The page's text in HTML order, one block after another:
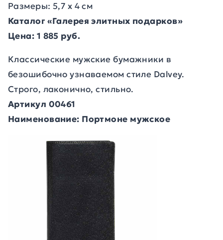
Размеры: 5,7 х 4 см
Каталог «Галерея элитных подарков»
Цена: 1 885 руб.
Классические мужские бумажники в
безошибочно узнаваемом стиле Dalvey.
Строго, лаконично, стильно.
Артикул 00461
Наименование: Портмоне мужское